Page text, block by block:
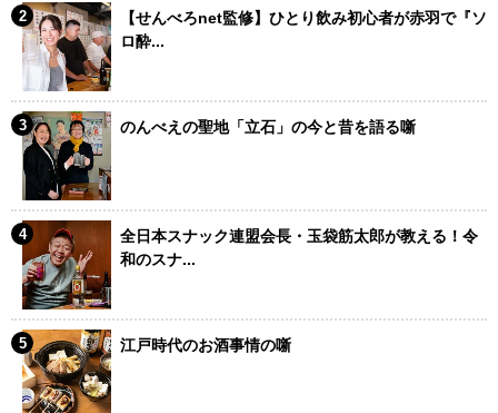
【せんべろnet監修】ひとり飲み初心者が赤羽で『ソ
ロ酔...
のんべえの聖地「立石」の今と昔を語る噺
全日本スナック連盟会長・玉袋筋太郎が教える！令
和のスナ...
江戸時代のお酒事情の噺